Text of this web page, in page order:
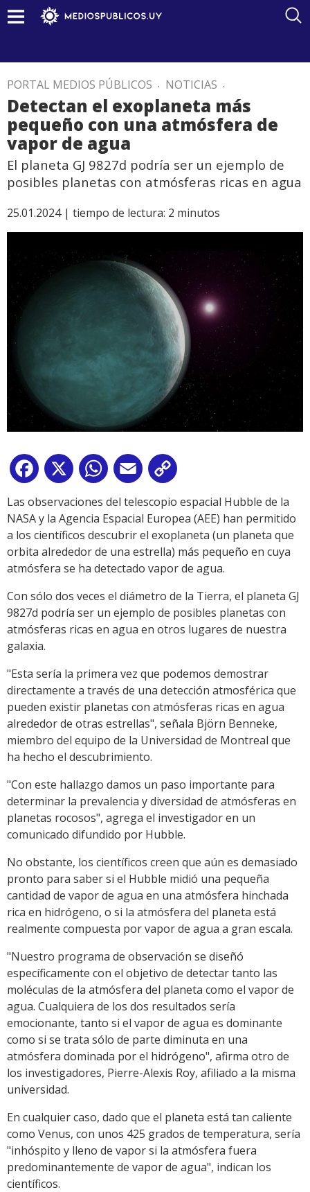
PORTAL MEDIOS PÚBLICOS . NOTICIAS .
Detectan el exoplaneta más
pequeño con una atmósfera de
vapor de agua
El planeta GJ 9827d podría ser un ejemplo de
posibles planetas con atmósferas ricas en agua
25.01.2024 | tiempo de lectura: 2 minutos
Facebook
X WhatsApp
Email
Link
Las observaciones del telescopio espacial Hubble de la
NASA y la Agencia Espacial Europea (AEE) han permitido
a los científicos descubrir el exoplaneta (un planeta que
orbita alrededor de una estrella) más pequeño en cuya
atmósfera se ha detectado vapor de agua.
Con sólo dos veces el diámetro de la Tierra, el planeta GJ
9827d podría ser un ejemplo de posibles planetas con
atmósferas ricas en agua en otros lugares de nuestra
galaxia.
"Esta sería la primera vez que podemos demostrar
directamente a través de una detección atmosférica que
pueden existir planetas con atmósferas ricas en agua
alrededor de otras estrellas", señala Björn Benneke,
miembro del equipo de la Universidad de Montreal que
ha hecho el descubrimiento.
"Con este hallazgo damos un paso importante para
determinar la prevalencia y diversidad de atmósferas en
planetas rocosos", agrega el investigador en un
comunicado difundido por Hubble.
No obstante, los científicos creen que aún es demasiado
pronto para saber si el Hubble midió una pequeña
cantidad de vapor de agua en una atmósfera hinchada
rica en hidrógeno, o si la atmósfera del planeta está
realmente compuesta por vapor de agua a gran escala.
"Nuestro programa de observación se diseñó
específicamente con el objetivo de detectar tanto las
moléculas de la atmósfera del planeta como el vapor de
agua. Cualquiera de los dos resultados sería
emocionante, tanto si el vapor de agua es dominante
como si se trata sólo de parte diminuta en una
atmósfera dominada por el hidrógeno", afirma otro de
los investigadores, Pierre-Alexis Roy, afiliado a la misma
universidad.
En cualquier caso, dado que el planeta está tan caliente
como Venus, con unos 425 grados de temperatura, sería
"inhóspito y lleno de vapor si la atmósfera fuera
predominantemente de vapor de agua", indican los
científicos.